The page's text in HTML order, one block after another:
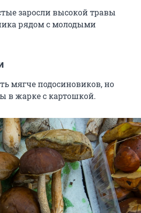
заросли высокой травы
рядом с молодыми
мягче подосиновиков, но
в жарке с картошкой.